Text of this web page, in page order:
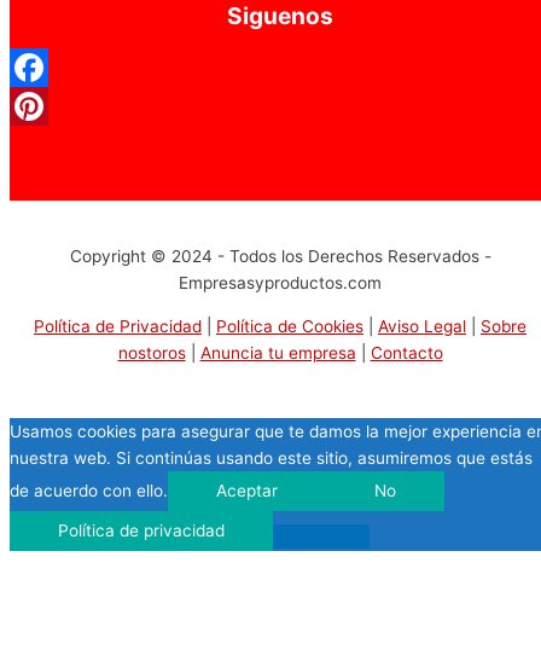
Siguenos
Copyright © 2024 - Todos los Derechos Reservados -
Empresasyproductos.com
Política de Privacidad Política de Cookies Aviso Legal
Sobre
nostoros| Anuncia tu empresa Contacto
Usamos cookies para asegurar que te damos la mejor experiencia
nuestra web. Si continúas usando este sitio, asumiremos que estás
de acuerdo con ello.
Aceptar No
Política de privacidad